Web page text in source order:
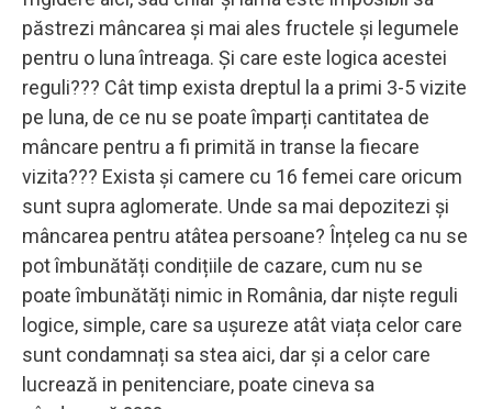
păstrezi mâncarea și mai ales fructele și legumele
pentru o luna întreaga. Și care este logica acestei
reguli??? Cât timp exista dreptul la a primi 3-5 vizite
pe luna, de ce nu se poate împarți cantitatea de
mâncare pentru a fi primită in transe la fiecare
vizita??? Exista și camere cu 16 femei care oricum
sunt supra aglomerate. Unde sa mai depozitezi și
mâncarea pentru atâtea persoane? Înțeleg ca nu se
pot îmbunătăți condițiile de cazare, cum nu se
poate îmbunătăți nimic in România, dar niște reguli
logice, simple, care sa ușureze atât viața celor care
sunt condamnați sa stea aici, dar și a celor care
lucrează in penitenciare, poate cineva sa